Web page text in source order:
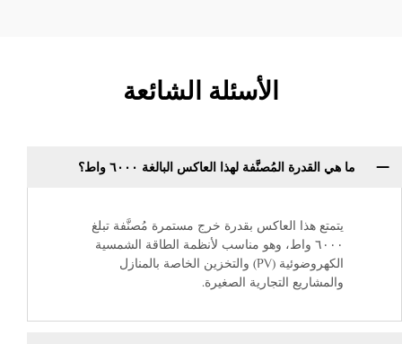
الأسئلة الشائعة
ما هي القدرة المُصنَّفة لهذا العاكس البالغة ٦٠٠٠ واط؟
يتمتع هذا العاكس بقدرة خرج مستمرة مُصنَّفة تبلغ
٦٠٠٠ واط، وهو مناسب لأنظمة الطاقة الشمسية
الكهروضوئية (PV) والتخزين الخاصة بالمنازل
والمشاريع التجارية الصغيرة.